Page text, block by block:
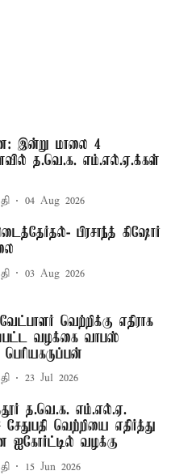
இன்று மாலை 4
த.வெ.க. எம்.எல்.ஏ.க்கள்
04 Aug 2026
பிரசாந்த் கிஷோர்
03 Aug 2026
வெற்றிக்கு எதிராக
வழக்கை வாபஸ்
பெரியகருப்பன்
23 Jul 2026
த.வெ.க. எம்.எல்.ஏ.
சேதுபதி வெற்றியை எதிர்த்து
ஐகோர்ட்டில் வழக்கு
15 Jun 2026